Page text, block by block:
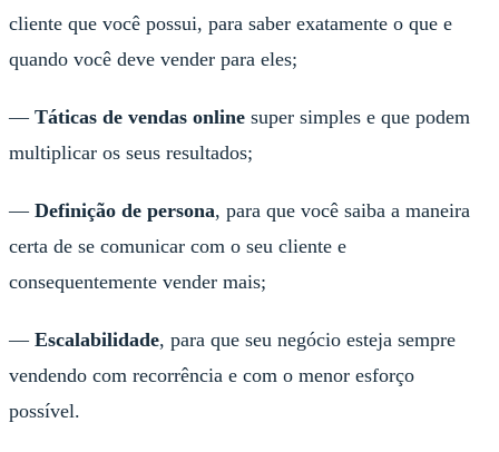
cliente que você possui, para saber exatamente o que e
quando você deve vender para eles;
— Táticas de vendas online super simples e que podem
multiplicar os seus resultados;
— Definição de persona, para que você saiba a maneira
certa de se comunicar com o seu cliente e
consequentemente vender mais;
— Escalabilidade, para que seu negócio esteja sempre
vendendo com recorrência e com o menor esforço
possível.